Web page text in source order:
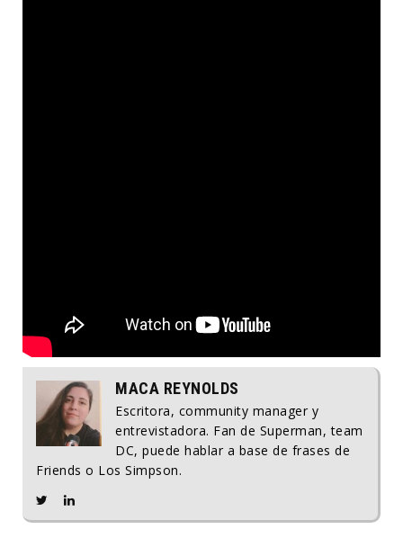
MACA REYNOLDS
Escritora, community manager y
entrevistadora. Fan de Superman, team
DC, puede hablar a base de frases de
Friends o Los Simpson.